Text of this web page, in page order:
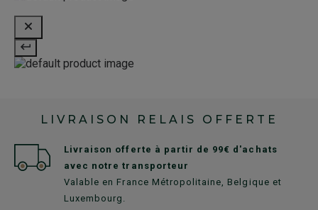
LIVRAISON RELAIS OFFERTE
Livraison offerte à partir de 99€ d'achats
avec notre transporteur
Valable en France Métropolitaine, Belgique et
Luxembourg.